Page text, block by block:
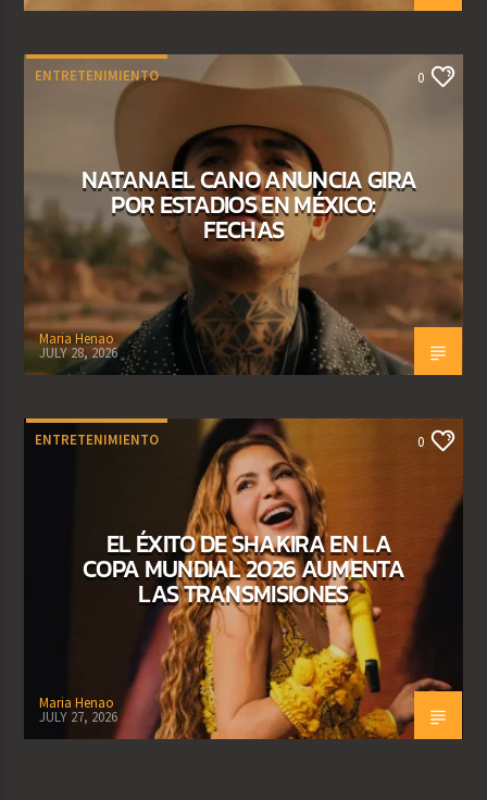
ENTRETENIMIENTO 0
NATANAEL CANO ANUNCIA GIRA
POR ESTADIOS EN MÉXICO:
FECHAS
Maria Henao
JULY 28, 2026
ENTRETENIMIENTO 0
EL ÉXITO DE SHAKIRA EN LA
COPA MUNDIAL 2026 AUMENTA
LAS TRANSMISIONES
Maria Henao
JULY 27, 2026